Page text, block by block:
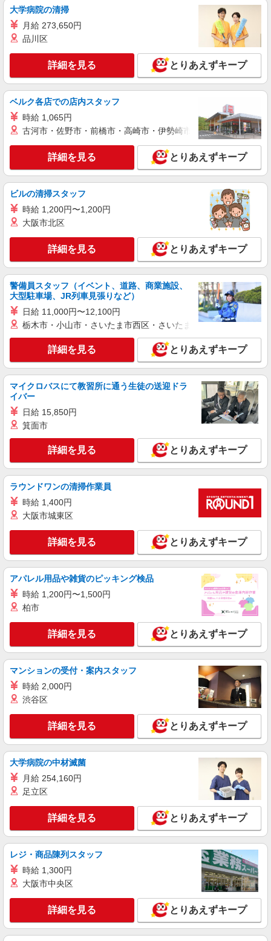
時給1,400円〜1,600円 ★週払いOK（規定あ
静岡県御殿場市 【最寄駅】JR御殿場線「富士
岡」駅 ★勤務地は3000ヶ所以上★ 自宅から通い
やすいエリアなど、お好きな勤務地をお選び下さ
キープ 詳細を見る
アルバイト パート
日研トータルソーシング株式会社 メディカルケア事業部/三島オフィ
ス【看護助手】
看護助手（ナースエイド）
時給1,250円 ★週払いOK（規定あり） ※給与
幅は経験・能力による
静岡県御殿場市 【最寄駅】JR御殿場線「南御
殿場」駅
キープ 詳細を見る
アルバイト パート 派遣社員 紹介予定派遣
日研トータルソーシング株式会社 メディカルケア事業部/三島オフィ
ス
介護スタッフ／資格あり or 経験者
時給1,450円〜1,600円 ◆初任者研修：時給
1,450円〜 ◆介護福祉士：時給1,600円〜 ※経験者
は3ヶ月以上 ※給与幅は経験・能力による ★週払
いOK（規定あり）
静岡県御殿場市 【最寄駅】JR御殿場線「富士
岡」駅 ★勤務地は3000ヶ所以上★ 自宅から通い
やすいエリアなど、お好きな勤務地をお選び下さ
い！！
キープ 詳細を見る
アルバイト
日研トータルソーシング株式会社 メディカルケア事業部/三島オフィ
ス【看護助手】
看護助手（ナースエイド）
時給1,250円 ★週払いOK（規定あり） ※給与
幅は経験・能力による
静岡県御殿場市 【最寄駅】JR御殿場線「富士
日研トータルソーシング株式会社 メディカルケア事業部/三島オフィ
ス
未経験・無資格OKの介護スタッフ
時給1,400円〜1,600円 ★週払いOK（規定あ
静岡県御殿場市 【最寄駅】JR御殿場線「南御
殿場」駅 ★勤務地は3000ヶ所以上★ 自宅から通
いやすいエリアなど、お好きな勤務地をお選び下
さい！！
キープ 詳細を見る
契約社員
御殿場ケアセンターそよ風：RO41949
デイサービス 介護スタッフ
【月給】234,320円〜254,320円 ▼給与詳細 処
遇改善手当：34,320円 ▼下記別途支給 通勤手当
年末年始手当：380円/時 寸志あり：年2回（6月・
12月） ※業績による 特別報酬：平均33.8万円（最
高額130万円） ※2025年6月支給実績 ※処遇改善
詳細を見る
御殿場ケアセンターそよ風：RO31503
グループホーム 介護スタッフ
【時給】1,350円〜1,470円 ▼給与詳細 処遇改
善手当：200〜220円/時 夜勤手当:6,000円/回 ▼下
記別途支給 通勤手当 年末年始手当：380円/時 寸
志あり：年2回（6月・12月） ※業績による ※処
遇改善手当は試用期間中(3ヶ月)は支給なし
キープ 詳細を見る
契約社員
大学病院の清掃
月給 273,650円
品川区
詳細を見る とりあえずキープ
ベルク各店での店内スタッフ
時給 1,065円
古河市・佐野市・前橋市・高崎市・伊勢崎市・太田市・館林市
詳細を見る とりあえずキープ
ビルの清掃スタッフ
時給 1,200円〜1,200円
大阪市北区
詳細を見る とりあえずキープ
警備員スタッフ（イベント、道路、商業施設、
大型駐車場、JR列車見張りなど）
日給 11,000円〜12,100円
栃木市・小山市・さいたま市西区・さいたま市岩槻区・久喜市・
詳細を見る とりあえずキープ
マイクロバスにて教習所に通う生徒の送迎ドラ
イバー
日給 15,850円
箕面市
詳細を見る とりあえずキープ
ラウンドワンの清掃作業員
時給 1,400円
大阪市城東区
詳細を見る とりあえずキープ
アパレル用品や雑貨のピッキング検品
時給 1,200円〜1,500円
柏市
詳細を見る とりあえずキープ
マンションの受付・案内スタッフ
時給 2,000円
渋谷区
詳細を見る とりあえずキープ
大学病院の中材滅菌
月給 254,160円
足立区
詳細を見る とりあえずキープ
レジ・商品陳列スタッフ
時給 1,300円
大阪市中央区
詳細を見る とりあえずキープ